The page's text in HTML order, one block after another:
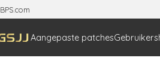
BPS.com
Aangepaste patches